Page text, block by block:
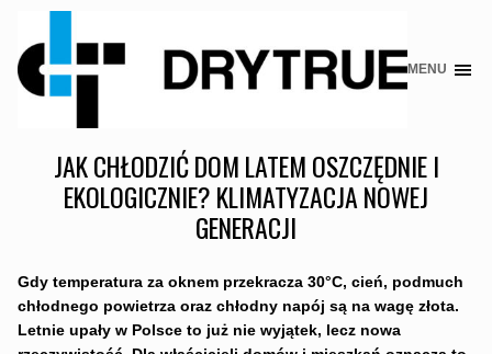
Skip
MENU
JAK CHŁODZIĆ DOM LATEM OSZCZĘDNIE I
EKOLOGICZNIE? KLIMATYZACJA NOWEJ
GENERACJI
Gdy temperatura za oknem przekracza 30°C, cień, podmuch
chłodnego powietrza oraz chłodny napój są na wagę złota.
Letnie upały w Polsce to już nie wyjątek, lecz nowa